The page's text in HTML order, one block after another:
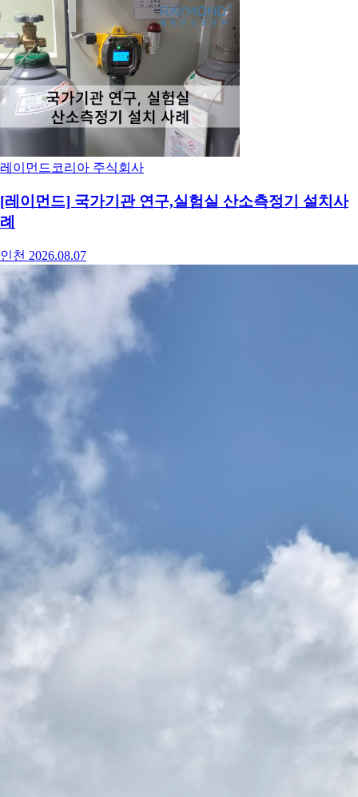
레이먼드코리아 주식회사
[레이먼드] 국가기관 연구,실험실 산소측정기 설치사
례
인천 2026.08.07